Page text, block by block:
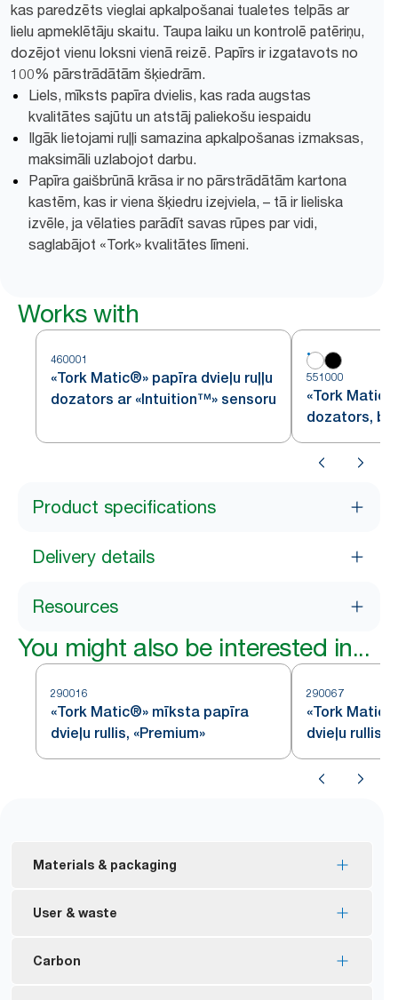
kas paredzēts vieglai apkalpošanai tualetes telpās ar
lielu apmeklētāju skaitu. Taupa laiku un kontrolē patēriņu,
dozējot vienu loksni vienā reizē. Papīrs ir izgatavots no
100% pārstrādātām šķiedrām.
Liels, mīksts papīra dvielis, kas rada augstas
kvalitātes sajūtu un atstāj paliekošu iespaidu
Ilgāk lietojami ruļļi samazina apkalpošanas izmaksas,
maksimāli uzlabojot darbu.
Papīra gaišbrūnā krāsa ir no pārstrādātām kartona
kastēm, kas ir viena šķiedru izejviela, – tā ir lieliska
izvēle, ja vēlaties parādīt savas rūpes par vidi,
saglabājot «Tork» kvalitātes līmeni.
Works with
460001
«Tork Matic®» papīra dvieļu ruļļu
dozators ar «Intuition™» sensoru
551000
«Tork
dozators,
Product specifications
Delivery details
Resources
You might also be interested in...
290016
«Tork Matic®» mīksta papīra
dvieļu rullis, «Premium»
290067
«Tork
dvieļu rullis,
Materials & packaging
ES ekomarķējuma sertificēti papildinājumi –
User & waste
Viena izstrādājuma dozēšana palīdz kontrolēt
Carbon